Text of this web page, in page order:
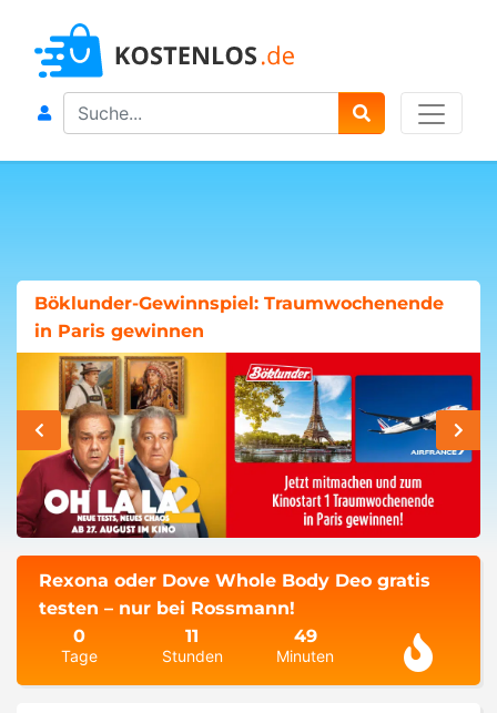
Search
Böklunder-Gewinnspiel: Traumwochenende
in Paris gewinnen
Rexona oder Dove Whole Body Deo gratis
testen – nur bei Rossmann!
0
Tage
11
Stunden
49
Minuten